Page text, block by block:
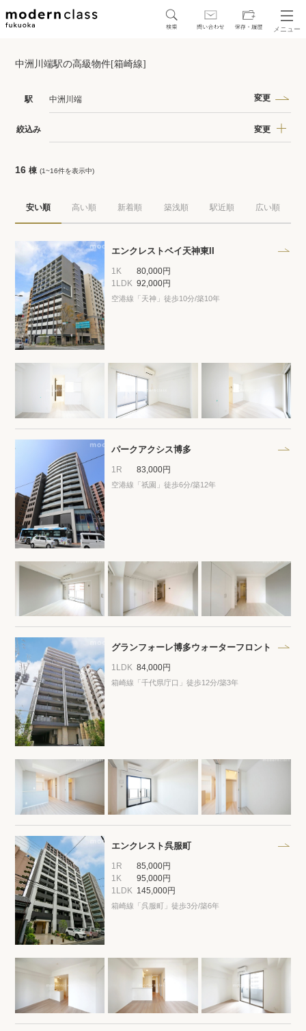
メニュー
アクセスランキング
保存した物件
閲覧履歴
保存した検索条件
店舗・スタッフ紹介
希望条件を伝えてプロに探してもらう
来店予約
各種お問い合わせ
高級賃貸物件コラム modern classについて
高級賃貸物件トピック 会社概要
プライバシーポリシー クッキーポリシー
商標について サイトマップ
中洲川端駅の高級物件[箱崎線]
駅 中洲川端 変更
絞込み 変更
16 棟 (1~16件を表示中)
安い順 高い順 新着順 築浅順 駅近順 広い順
エンクレストベイ天神東II
1K
80,000円
1LDK 92,000円
空港線「天神」徒歩10分/築10年
パークアクシス博多
1R 83,000円
空港線「祇園」徒歩6分/築12年
グランフォーレ博多ウォーターフロント
1LDK 84,000円
箱崎線「千代県庁口」徒歩12分/築3年
エンクレスト呉服町
1R
85,000円
1K
95,000円
1LDK 145,000円
箱崎線「呉服町」徒歩3分/築6年